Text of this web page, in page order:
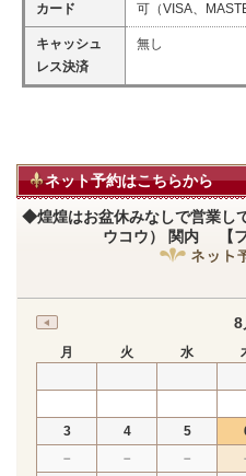
カード 可（VISA、
キャッシュ
レス決済
無し
ネット予約はこちらから
◆煌煌はお盆休みなしで営業
ウコウ） 関内 【フ
8
月 火 水
3
4 5
－
－ －